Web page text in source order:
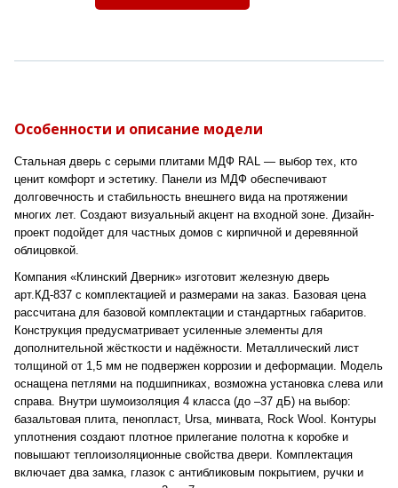
Особенности и описание модели
Стальная дверь с серыми плитами МДФ RAL — выбор тех, кто
ценит комфорт и эстетику. Панели из МДФ обеспечивают
долговечность и стабильность внешнего вида на протяжении
многих лет. Создают визуальный акцент на входной зоне. Дизайн-
проект подойдет для частных домов с кирпичной и деревянной
облицовкой.
Компания «Клинский Дверник» изготовит железную дверь
арт.КД-837 с комплектацией и размерами на заказ. Базовая цена
рассчитана для базовой комплектации и стандартных габаритов.
Конструкция предусматривает усиленные элементы для
дополнительной жёсткости и надёжности. Металлический лист
толщиной от 1,5 мм не подвержен коррозии и деформации. Модель
оснащена петлями на подшипниках, возможна установка слева или
справа. Внутри шумоизоляция 4 класса (до –37 дБ) на выбор:
базальтовая плита, пенопласт, Ursa, минвата, Rock Wool. Контуры
уплотнения создают плотное прилегание полотна к коробке и
повышают теплоизоляционные свойства двери. Комплектация
включает два замка, глазок с антибликовым покрытием, ручки и